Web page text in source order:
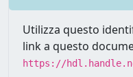
Utilizza questo
link a questo
https://